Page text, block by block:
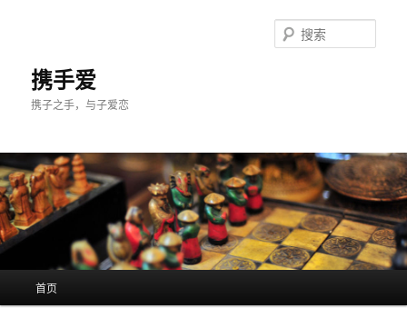
携手爱
携子之手，与子爱恋
索
首页